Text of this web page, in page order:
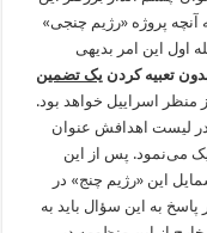
آنچه پروژه «رژیم چنجی»
اول این امر بدیهی
تعبیه کردن یک تضمین
منظر اسراییل خواهد بود.
در لیست اهدافش عنوان
می‌نمود. پس از این
این «رژیم چنج» در
به این سؤال باید به